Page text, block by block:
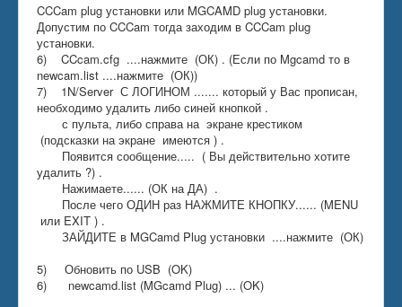
CCCam plug установки или MGCAMD plug установки.
Допустим по CCCam тогда заходим в CCCam plug
установки.
6) CCcam.cfg ....нажмите (ОК) . (Если по Mgcamd то в
newcam.list ....нажмите (ОК))
7) 1N/Server С ЛОГИНОМ ....... который у Вас прописан,
необходимо удалить либо синей кнопкой .
с пульта, либо справа на экране крестиком
(подсказки на экране имеются ) .
Появится сообщение..... ( Вы действительно хотите
удалить ?) .
Нажимаете...... (ОК на ДА) .
После чего ОДИН раз НАЖМИТЕ КНОПКУ...... (MENU
или EXIT ) .
ЗАЙДИТЕ в MGCamd Plug установки ....нажмите (ОК)
5) Обновить по USB (OK)
6) newcamd.list (MGcamd Plug) ... (OK)